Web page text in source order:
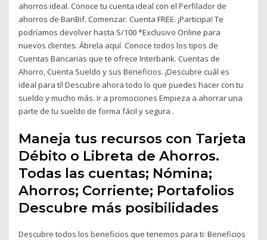
ahorros ideal. Conoce tu cuenta ideal con el Perfilador de
ahorros de BanBif. Comenzar. Cuenta FREE. ¡Participa! Te
podríamos devolver hasta S/100 *Exclusivo Online para
nuevos clientes. Ábrela aquí Conoce todos los tipos de
Cuentas Bancarias que te ofrece Interbank. Cuentas de
Ahorro, Cuenta Sueldo y sus Beneficios. ¡Descubre cuál es
ideal para tí! Descubre ahora todo lo que puedes hacer con tu
sueldo y mucho más. Ir a promociones Empieza a ahorrar una
parte de tu sueldo de forma fácil y segura .
Maneja tus recursos con Tarjeta
Débito o Libreta de Ahorros.
Todas las cuentas; Nómina;
Ahorros; Corriente; Portafolios
Descubre más posibilidades
Descubre todos los beneficios que tenemos para ti: Beneficios